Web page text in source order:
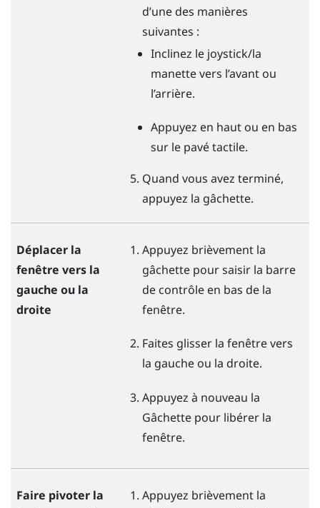
d’une des manières
suivantes :
Inclinez le joystick/la
manette vers l’avant ou
l’arrière.
Appuyez en haut ou en bas
sur le pavé tactile.
Quand vous avez terminé,
appuyez la gâchette.
Déplacer la
fenêtre vers la
gauche ou la
droite
Appuyez brièvement la
gâchettepour saisir la barre
de contrôle en bas de la
fenêtre.
Faites glisser la fenêtre vers
la gauche ou la droite.
Appuyez à nouveau la
Gâchettepour libérer la
fenêtre.
Faire pivoter la
Appuyez brièvement la